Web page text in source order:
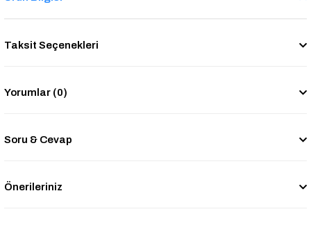
Taksit Seçenekleri
Yorumlar (0)
Soru & Cevap
Önerileriniz